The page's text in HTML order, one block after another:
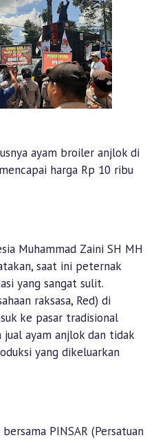
ayam broiler anjlok di
harga Rp 10 ribu
Muhammad Zaini SH MH
saat ini peternak
yang sangat sulit.
raksasa, Red) di
ke pasar tradisional
ayam anjlok dan tidak
yang dikeluarkan
PINSAR (Persatuan